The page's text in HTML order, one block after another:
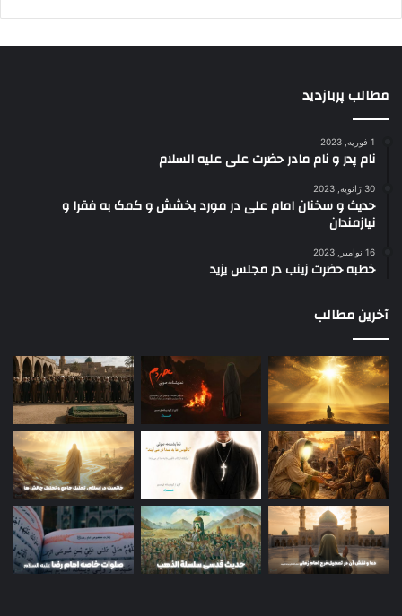
مطالب پربازدید
1 فوریه, 2023
نام پدر و نام مادر حضرت علی علیه السلام
30 ژانویه, 2023
حدیث و سخنان امام علی در مورد بخشش و کمک به فقرا و
نیازمندان
16 نوامبر, 2023
خطبه حضرت زینب در مجلس یزید
آخرین مطالب